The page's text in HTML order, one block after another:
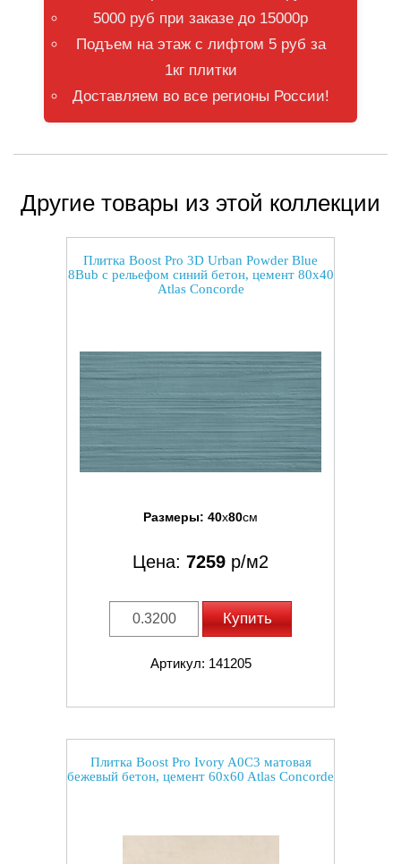
5000 руб при заказе до 15000р
Подъем на этаж с лифтом 5 руб за
1кг плитки
Доставляем во все регионы России!
Другие товары из этой коллекции
Плитка Boost Pro 3D Urban Powder Blue
8Bub с рельефом синий бетон, цемент 80x40
Atlas Concorde
Размеры: 40x80см
Цена: 7259 р/м2
Купить
Артикул: 141205
Плитка Boost Pro Ivory A0C3 матовая
бежевый бетон, цемент 60x60 Atlas Concorde